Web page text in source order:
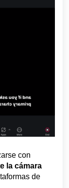
con
la cámara
de